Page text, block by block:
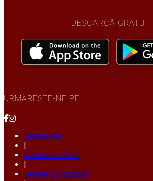
DESCARCĂ GRATUIT
URMĂREȘTE-NE PE
Despre noi
|
Contactează-ne
|
Termeni și condiții